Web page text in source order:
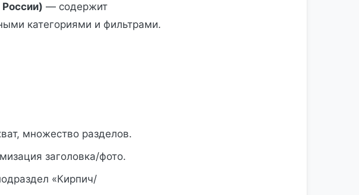
— содержит
категориями и фильтрами.
множество разделов.
заголовка/фото.
«Кирпич/